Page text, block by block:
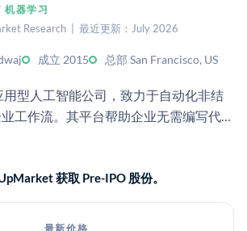
机器学习
Research | 最近更新：July 2026
成立 2015 总部 San Francisco, US
用型人工智能公司，致力于自动化非结
工作流。其平台帮助企业无需编写代码
据中提取、整理并采取行动。
获取 Pre-IPO 股份。
最新价格